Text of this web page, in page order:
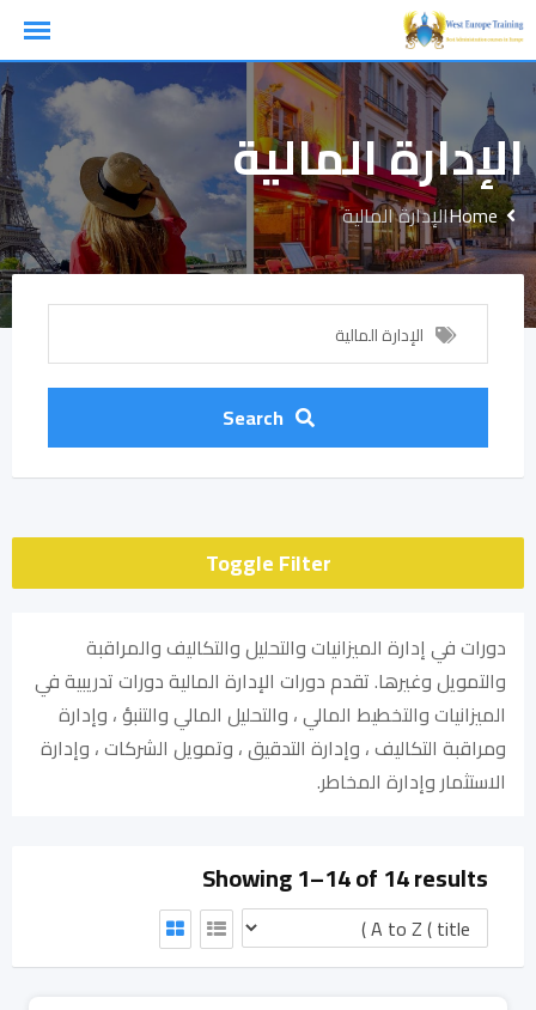
Skip
to
content
الإدارة المالية
Homeالإدارة المالية
الإدارة المالية
Search
Toggle Filter
دورات في إدارة الميزانيات والتحليل والتكاليف والمراقبة
والتمويل وغيرها. تقدم دورات الإدارة المالية دورات تدريبية في
الميزانيات والتخطيط المالي ، والتحليل المالي والتنبؤ ، وإدارة
ومراقبة التكاليف ، وإدارة التدقيق ، وتمويل الشركات ، وإدارة
الاستثمار وإدارة المخاطر.
Showing 1–14 of 14 results